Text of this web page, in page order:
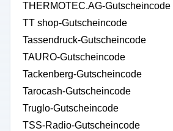
THERMOTEC.AG-Gutscheincode
TT shop-Gutscheincode
Tassendruck-Gutscheincode
TAURO-Gutscheincode
Tackenberg-Gutscheincode
Tarocash-Gutscheincode
Truglo-Gutscheincode
TSS-Radio-Gutscheincode